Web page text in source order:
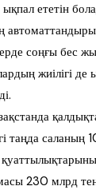
ететін
соңғы бес
жиілігі
таңда
230 млрд